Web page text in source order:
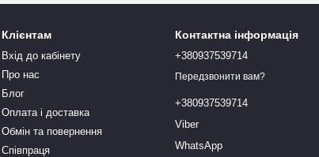
Клієнтам
Вхід до кабінету
Про нас
Блог
Оплата і доставка
Обмін та повернення
Співпраця
Контактна інформація
+380937539714
Передзвонити вам?
+380937539714
Viber
WhatsApp